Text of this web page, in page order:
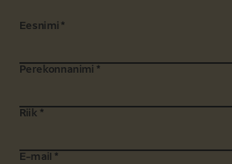
Eesnimi *
Perekonnanimi *
Riik *
E-mail *